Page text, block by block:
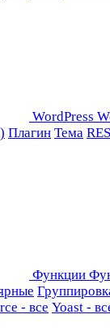
WordPress
Плагин Тема
Функции
- все Yoast -